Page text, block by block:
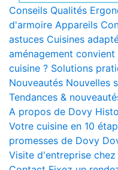
Conseils Qualités
d'armoire Appareils
astuces Cuisines
aménagement
cuisine ? Solutions
Nouveautés Nouvelles
Tendances &
A propos de Dovy
Votre cuisine en 10
promesses de Dovy
Visite d'entreprise